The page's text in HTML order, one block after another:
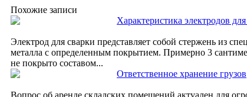
Похожие записи
Характеристика электродов
Электрод для сварки представляет собой стержень из
металла с определенным покрытием. Примерно 3
не покрыто составом...
Ответственное хранение грузов
Вопрос об аренде складских помещений актуален для